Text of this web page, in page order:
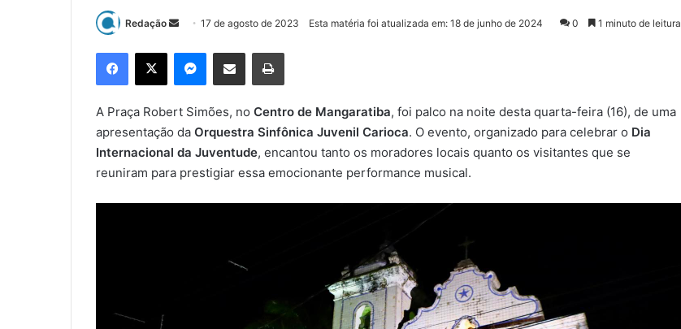
Redação
m
e
-
17 de agosto de 2023 Esta matéria foi atualizada em: 18 de junho de 2024 0 1 minuto de leitura
A Praça Robert Simões, no Centro de Mangaratiba, foi palco na noite desta quarta-feira (16), de uma
apresentação da Orquestra Sinfônica Juvenil Carioca. O evento, organizado para celebrar o Dia
Internacional da Juventude, encantou tanto os moradores locais quanto os visitantes que se
reuniram para prestigiar essa emocionante performance musical.